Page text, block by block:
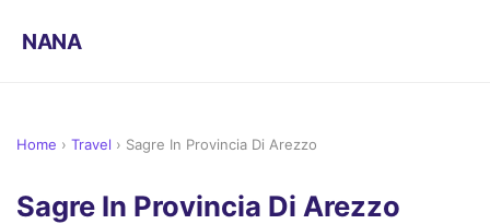
NANA
Home › Travel › Sagre In Provincia Di Arezzo
Sagre In Provincia Di Arezzo